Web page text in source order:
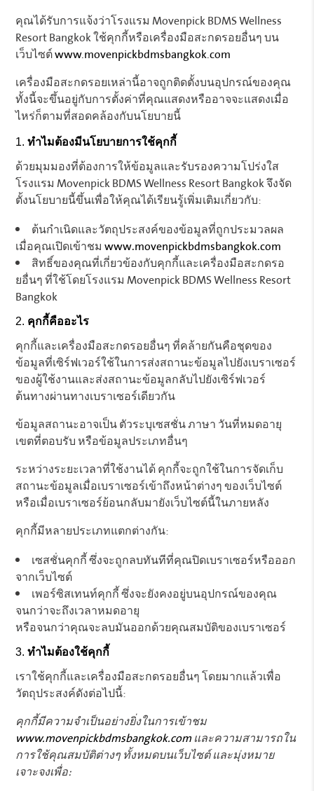
คุณได้รับการแจ้งว่าโรงแรม Movenpick BDMS Wellness
Resort Bangkok ใช้คุกกี้หรือเครื่องมือสะกดรอยอื่นๆ บน
เว็บไซต์www.movenpickbdmsbangkok.com
เครื่องมือสะกดรอยเหล่านี้อาจถูกติดตั้งบนอุปกรณ์ของคุณ
ทั้งนี้จะขึ้นอยู่กับการตั้งค่าที่คุณแสดงหรืออาจจะแสดงเมื่อ
ไหร่ก็ตามที่สอดคล้องกับนโยบายนี้
ทำไมต้องมีนโยบายการใช้คุกกี้
ด้วยมุมมองที่ต้องการให้ข้อมูลและรับรองความโปร่งใส
โรงแรม Movenpick BDMS Wellness Resort Bangkok จึงจัด
ตั้งนโยบายนี้ขึ้นเพื่อให้คุณได้เรียนรู้เพิ่มเติมเกี่ยวกับ:
ต้นกำเนิดและวัตถุประสงค์ของข้อมูลที่ถูกประมวลผล
เมื่อคุณเปิดเข้าชมwww.movenpickbdmsbangkok.com
สิทธิ์ของคุณที่เกี่ยวข้องกับคุกกี้และเครื่องมือสะกดรอ
ยอื่นๆ ที่ใช้โดยโรงแรม Movenpick BDMS Wellness Resort
Bangkok
คุกกี้คืออะไร
คุกกี้และเครื่องมือสะกดรอยอื่นๆ ที่คล้ายกันคือชุดของ
ข้อมูลที่เซิร์ฟเวอร์ใช้ในการส่งสถานะข้อมูลไปยังเบราเซอร์
ของผู้ใช้งานและส่งสถานะข้อมูลกลับไปยังเซิร์ฟเวอร์
ต้นทางผ่านทางเบราเซอร์เดียวกัน
ข้อมูลสถานะอาจเป็น ตัวระบุเซสชั่น ภาษา วันที่หมดอายุ
เขตที่ตอบรับ หรือข้อมูลประเภทอื่นๆ
ระหว่างระยะเวลาที่ใช้งานได้ คุกกี้จะถูกใช้ในการจัดเก็บ
สถานะข้อมูลเมื่อเบราเซอร์เข้าถึงหน้าต่างๆ ของเว็บไซต์
หรือเมื่อเบราเซอร์ย้อนกลับมายังเว็บไซต์นี้ในภายหลัง
คุกกี้มีหลายประเภทแตกต่างกัน:
เซสชั่นคุกกี้ ซึ่งจะถูกลบทันทีที่คุณปิดเบราเซอร์หรือออก
จากเว็บไซต์
เพอร์ซิสเทนท์คุกกี้ ซึ่งจะยังคงอยู่บนอุปกรณ์ของคุณ
จนกว่าจะถึงเวลาหมดอายุ
หรือจนกว่าคุณจะลบมันออกด้วยคุณสมบัติของเบราเซอร์
ทำไมต้องใช้คุกกี้
เราใช้คุกกี้และเครื่องมือสะกดรอยอื่นๆ โดยมากแล้วเพื่อ
วัตถุประสงค์ดังต่อไปนี้:
คุกกี้มีความจำเป็นอย่างยิ่งในการเข้าชม
www.movenpickbdmsbangkok.com และความสามารถใน
การใช้คุณสมบัติต่างๆ ทั้งหมดบนเว็บไซต์ และมุ่งหมาย
เจาะจงเพื่อ: